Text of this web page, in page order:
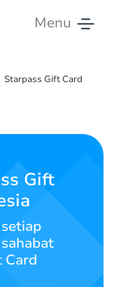
Menu
Starpass Gift Card
Gift
Card